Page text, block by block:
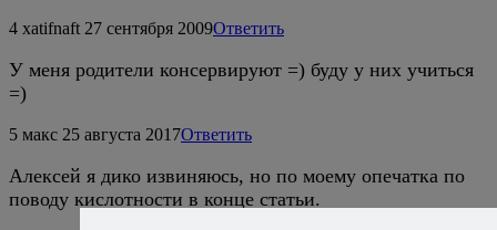
4 xatifnaft 27 сентября 2009Ответить
У меня родители консервируют =) буду у них учиться
=)
5 макс 25 августа 2017Ответить
Алексей я дико извиняюсь, но по моему опечатка по
поводу кислотности в конце статьи.